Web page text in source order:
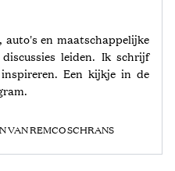
auto's en maatschappelijke
leiden. Ik schrijf
Een kijkje in de
VAN REMCO SCHRANS